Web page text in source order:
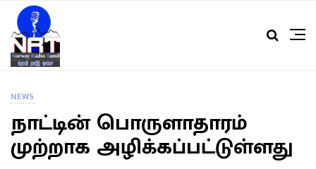
NEWS
நாட்டின் பொருளாதாரம்
முற்றாக அழிக்கப்பட்டுள்ளது